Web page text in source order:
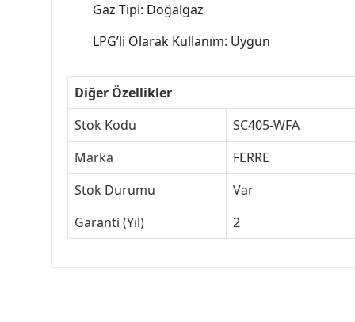
Gaz Tipi: Doğalgaz
LPG’li Olarak Kullanım: Uygun
Diğer Özellikler
Stok Kodu
SC405-WFA
Marka
FERRE
Stok Durumu
Var
Garanti (Yıl)
2